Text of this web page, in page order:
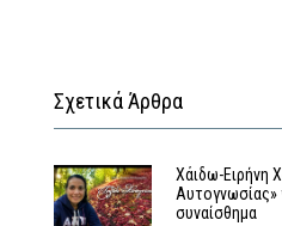
Σχετικά Άρθρα
Χάιδω-Ειρήνη
Αυτογνωσίας»
συναίσθημα